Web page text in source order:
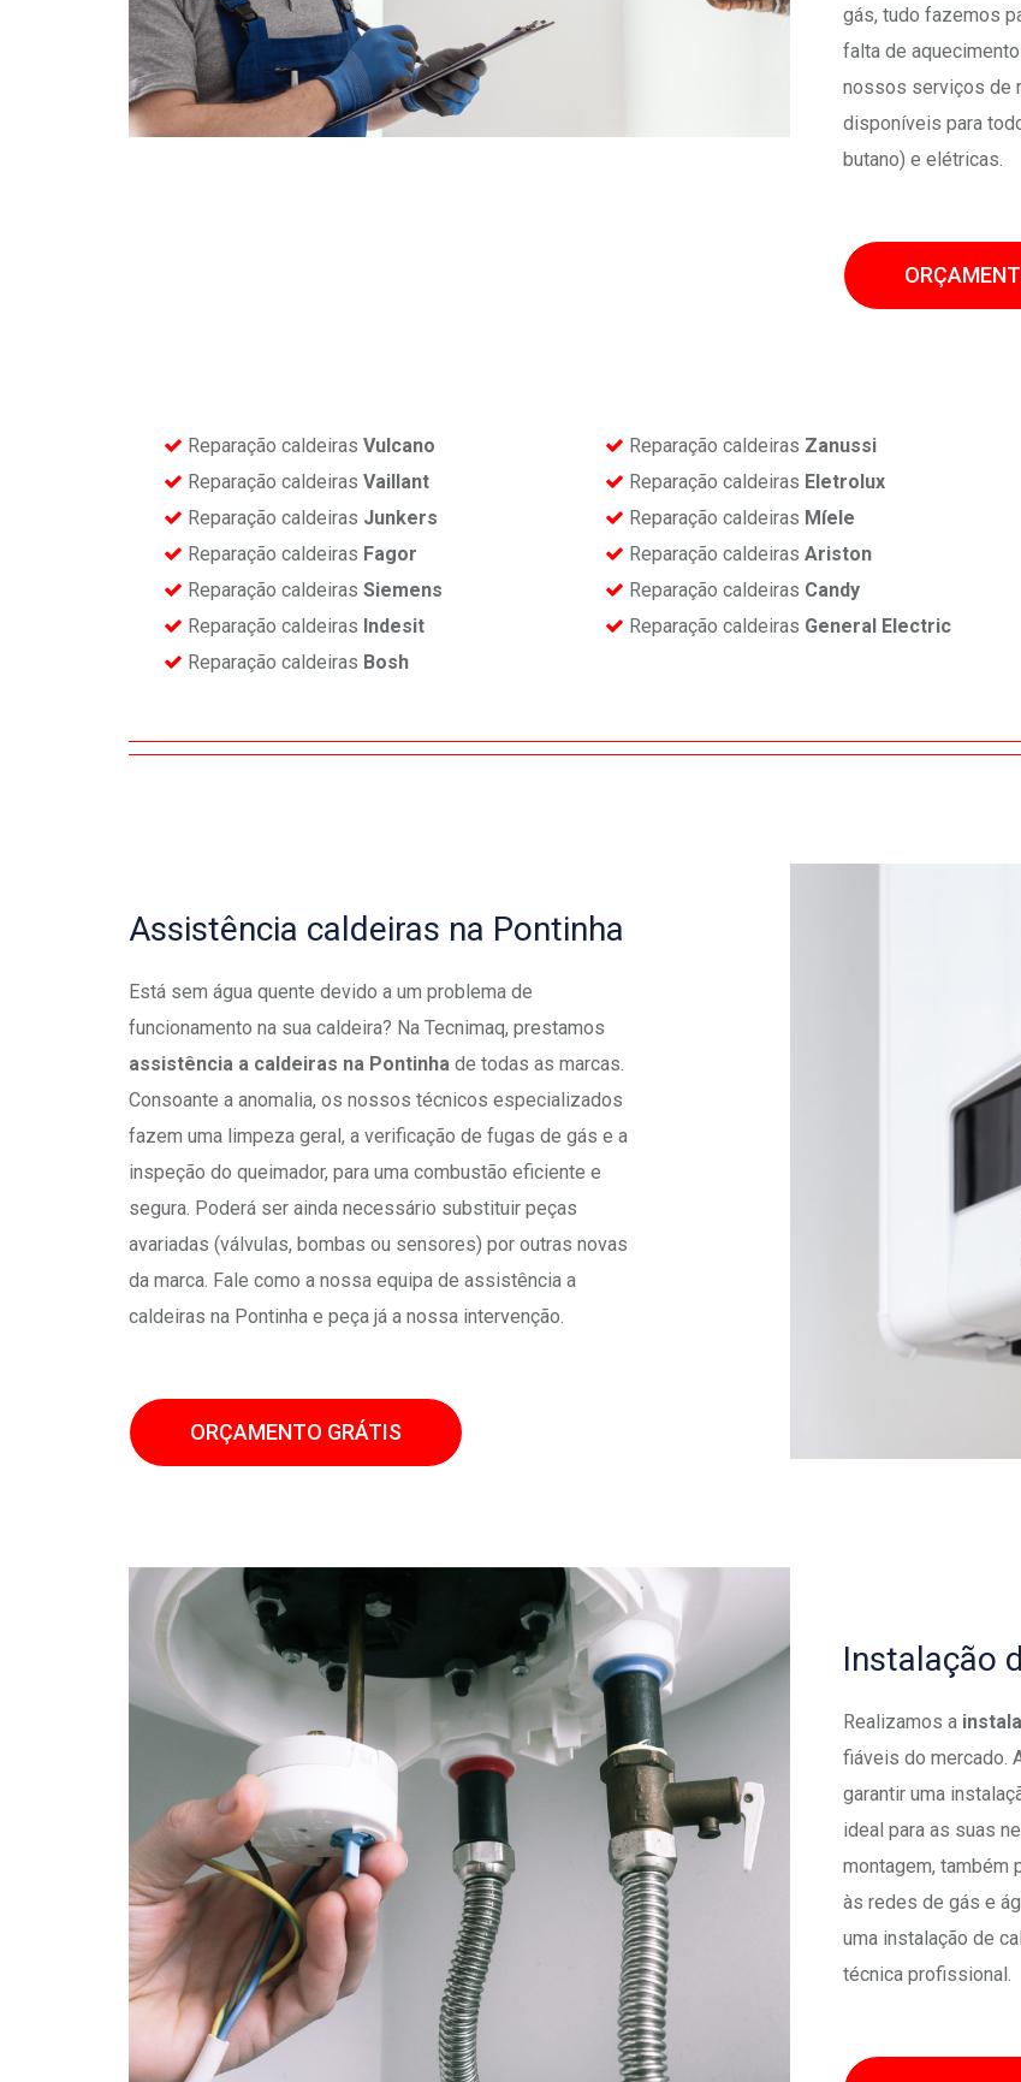
gás, tudo fazemos
falta de
nossos serviços de
disponíveis para
butano) e elétricas.
Reparação caldeirasVulcano
Reparação caldeirasVaillant
Reparação caldeiras Junkers
Reparação caldeiras Fagor
Reparação caldeirasSiemens
Reparação caldeiras Indesit
Reparação caldeiras Bosh
Reparação caldeiras Zanussi
Reparação caldeiras Eletrolux
Reparação caldeiras Míele
Reparação caldeirasAriston
Reparação caldeiras Candy
Reparação caldeiras General Electric
Assistência caldeiras na Pontinha
Está sem água quente devido a um problema de
funcionamento na sua caldeira? Na Tecnimaq, prestamos
assistência a caldeiras na Pontinha de todas as marcas.
Consoante a anomalia, os nossos técnicos especializados
fazem uma limpeza geral, a verificação de fugas de gás e a
inspeção do queimador, para uma combustão eficiente e
segura. Poderá ser ainda necessário substituir peças
avariadas (válvulas, bombas ou sensores) por outras novas
da marca. Fale como a nossa equipa de assistência a
caldeiras na Pontinha e peça já a nossa intervenção.
ORÇAMENTO GRÁTIS
Instalação
Realizamos a
fiáveis do mercado.
garantir uma
ideal para as suas
montagem, também
às redes de gás e
uma instalação de
técnica profissional.